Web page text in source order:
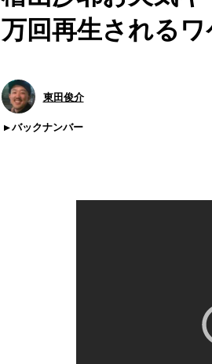
万回再生されるワ
東田俊介
バックナンバー